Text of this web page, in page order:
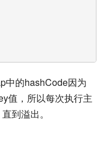
中的hashCode因为
值，所以每次执行主
到溢出。